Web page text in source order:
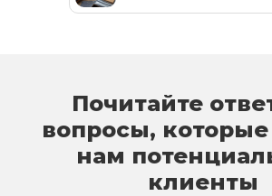
Почитайте
вопросы,
нам
клиенты